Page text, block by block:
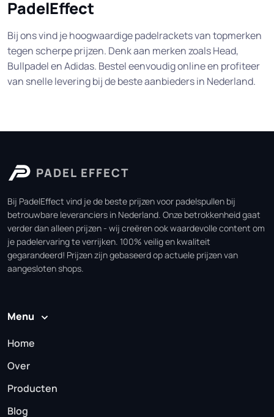
PadelEffect
Bij ons vind je hoogwaardige padelrackets van topmerken
tegen scherpe prijzen. Denk aan merken zoals Head,
Bullpadel en Adidas. Bestel eenvoudig online en profiteer
van snelle levering bij de beste aanbieders in Nederland.
PADEL EFFECT
Bij PadelEffect vind je de beste prijzen voor padelspullen bij
betrouwbare leveranciers in Nederland. Onze betrokkenheid gaat
verder dan alleen prijzen - wij creëren ook waardevolle content om
je padelervaring te verrijken. 100% veilig en kwaliteit
gegarandeerd! Prijzen zijn gebaseerd op actuele prijzen van
aangesloten shops.
Menu
Home
Over
Producten
Blog